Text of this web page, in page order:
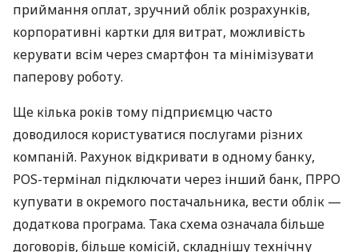
приймання оплат, зручний облік розрахунків,
корпоративні картки для витрат, можливість
керувати всім через смартфон та мінімізувати
паперову роботу.
Ще кілька років тому підприємцю часто
доводилося користуватися послугами різних
компаній. Рахунок відкривати в одному банку,
POS-термінал підключати через інший банк, ПРРО
купувати в окремого постачальника, вести облік —
додаткова програма. Така схема означала більше
договорів, більше комісій, складнішу технічну